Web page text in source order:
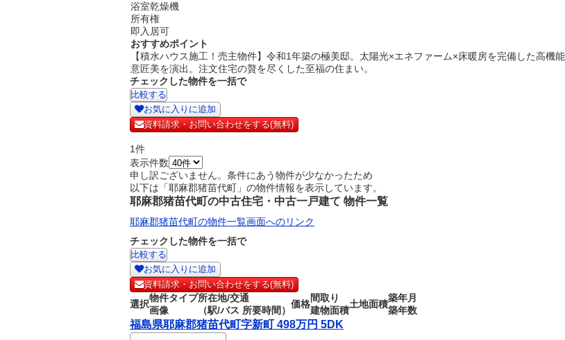
浴室乾燥機
所有権
即入居可
おすすめポイント
【積水ハウス施工！売主物件】令和1年築の極美邸。太陽光×エネファーム×床暖房を完備した高機
意匠美を演出。注文住宅の贅を尽くした至福の住まい。
チェックした物件を一括で
お気に入りに追加
資料請求・お問い合わせをする(無料)
1件
表示件数
申し訳ございません。条件にあう物件が少なかったため
以下は「耶麻郡猪苗代町」の物件情報を表示しています。
耶麻郡猪苗代町の中古住宅・中古一戸建て 物件一覧
耶麻郡猪苗代町の物件一覧画面へのリンク
チェックした物件を一括で
お気に入りに追加
資料請求・お問い合わせをする(無料)
選択
物件タイプ
画像
所在地/交通
（駅/バス 所要時間）
価格
間取り
建物面積
土地面積
築年月
築年数
福島県耶麻郡猪苗代町字新町 498万円 5DK